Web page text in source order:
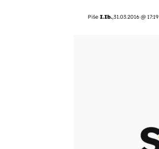
Piše I.Ib.,31.03.2016 @ 17:19